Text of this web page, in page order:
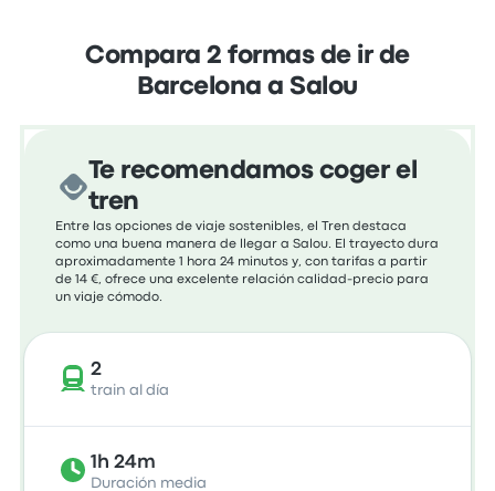
Compara 2 formas de ir de
Barcelona a Salou
Te recomendamos coger el
tren
Entre las opciones de viaje sostenibles, el Tren destaca
como una buena manera de llegar a Salou. El trayecto dura
aproximadamente 1 hora 24 minutos y, con tarifas a partir
de 14 €, ofrece una excelente relación calidad-precio para
un viaje cómodo.
2
train al día
1h 24m
Duración media